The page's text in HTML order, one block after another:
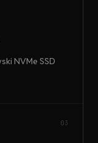
NVMe SSD
03